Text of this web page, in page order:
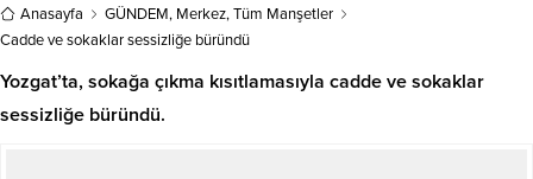
Anasayfa GÜNDEM, Merkez,Tüm Manşetler
Cadde ve sokaklar sessizliğe büründü
Yozgat’ta, sokağa çıkma kısıtlamasıyla cadde ve sokaklar
sessizliğe büründü.